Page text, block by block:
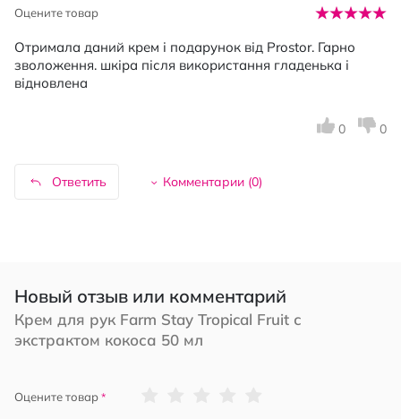
Оцените товар
Отримала даний крем і подарунок від Prostor. Гарно
зволоження. шкіра після використання гладенька і
відновлена
Ответить Комментарии (0)
0 0
Новый отзыв или комментарий
Крем для рук Farm Stay Tropical Fruit с
экстрактом кокоса 50 мл
Оцените товар